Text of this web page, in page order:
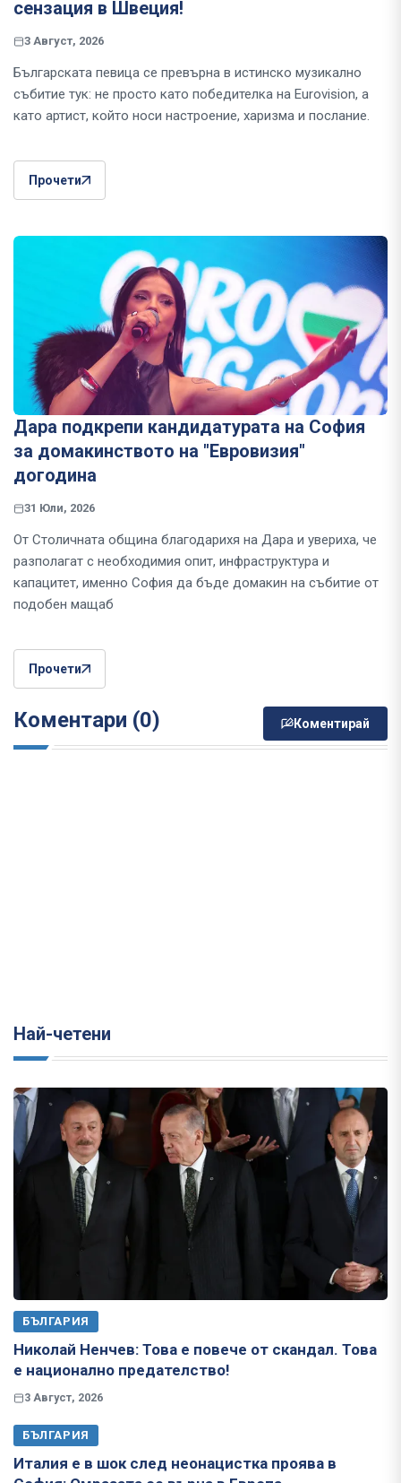
сензация в Швеция!
3 Август, 2026
Българската певица се превърна в истинско музикално
събитие тук: не просто като победителка на Eurovision, а
като артист, който носи настроение, харизма и послание.
Прочети
Дара подкрепи кандидатурата на София
за домакинството на "Евровизия"
догодина
31 Юли, 2026
От Столичната община благодарихя на Дара и увериха, че
разполагат с необходимия опит, инфраструктура и
капацитет, именно София да бъде домакин на събитие от
подобен мащаб
Прочети
Коментари (0) Коментирай
Най-четени
БЪЛГАРИЯ
Николай Ненчев: Това е повече от скандал. Това
е национално предателство!
3 Август, 2026
БЪЛГАРИЯ
Италия е в шок след неонацистка проява в